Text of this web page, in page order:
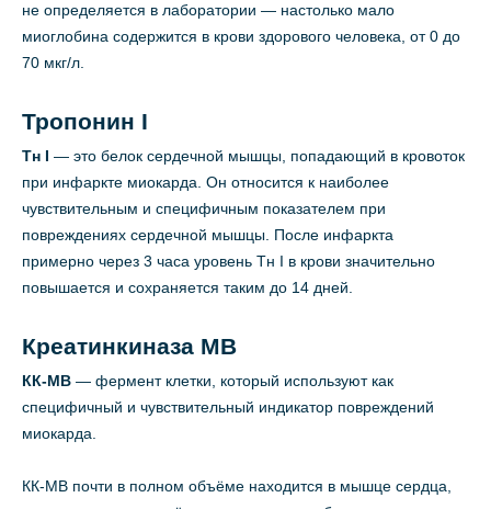
не определяется в лаборатории — настолько мало
миоглобина содержится в крови здорового человека, от 0 до
70 мкг/л.
Тропонин I
Тн I — это белок сердечной мышцы, попадающий в кровоток
при инфаркте миокарда. Он относится к наиболее
чувствительным и специфичным показателем при
повреждениях сердечной мышцы. После инфаркта
примерно через 3 часа уровень Тн I в крови значительно
повышается и сохраняется таким до 14 дней.
Креатинкиназа МВ
КК-МВ — фермент клетки, который используют как
специфичный и чувствительный индикатор повреждений
миокарда.
КК-МВ почти в полном объёме находится в мышце сердца,